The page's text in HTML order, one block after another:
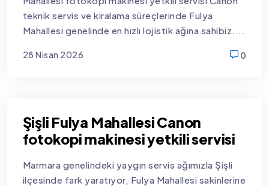
teknik servis ve kiralama süreçlerinde Fulya
Mahallesi genelinde en hızlı lojistik ağına sahibiz....
28 Nisan 2026
0
Şişli Fulya Mahallesi Canon
fotokopi makinesi yetkili servisi
Marmara genelindeki yaygın servis ağımızla Şişli
ilçesinde fark yaratıyor, Fulya Mahallesi sakinlerine